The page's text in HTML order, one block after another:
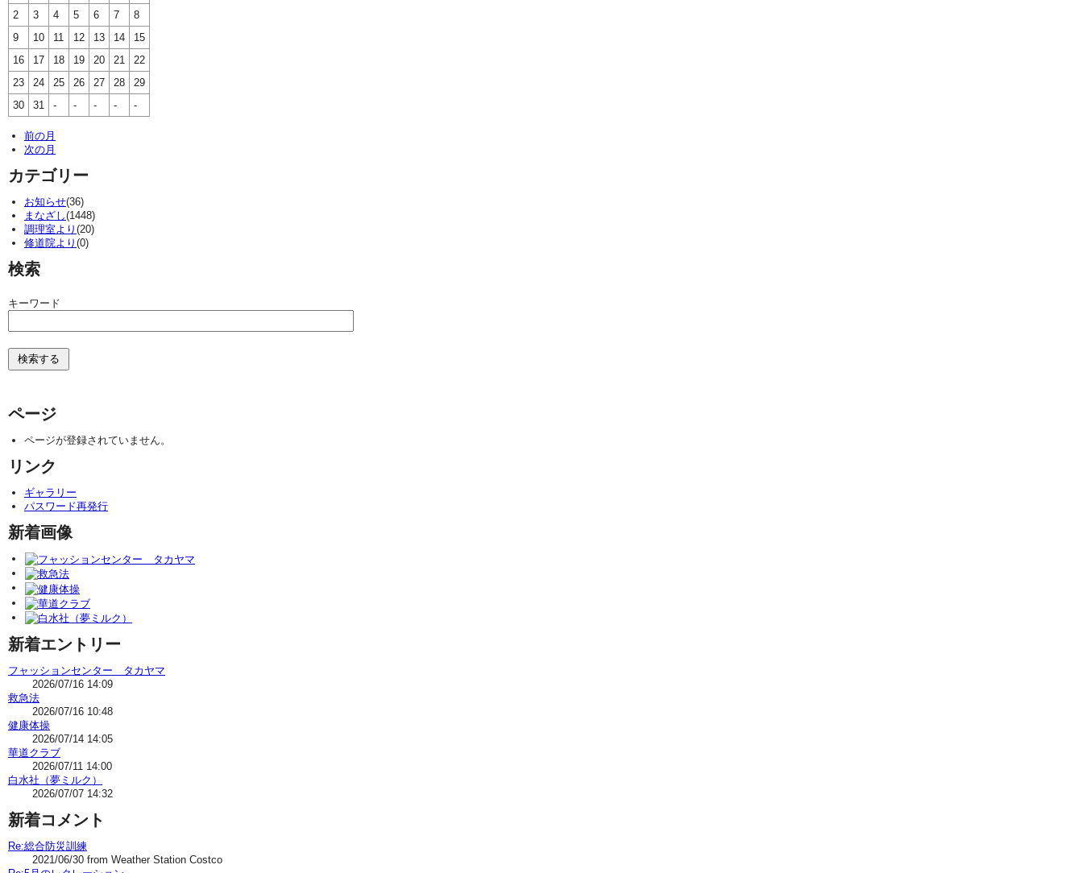
2
3 4 5 6 7
8
9
10 11 12 13 14
15
16
17 18 19 20 21
22
23
24 25 26 27 28
29
30
31 - - - - -
前の月
次の月
カテゴリー
お知らせ(36)
まなざし(1448)
調理室より (20)
修道院より (0)
検索
キーワード
ページ
ページが登録されていません。
リンク
ギャラリー
パスワード再発行
新着画像
新着エントリー
フャッションセンター タカヤマ
2026/07/16 14:09
救急法
2026/07/16 10:48
健康体操
2026/07/14 14:05
華道クラブ
2026/07/11 14:00
白水社（夢ミルク）
2026/07/07 14:32
新着コメント
Re:総合防災訓練
2021/06/30 from Weather Station Costco